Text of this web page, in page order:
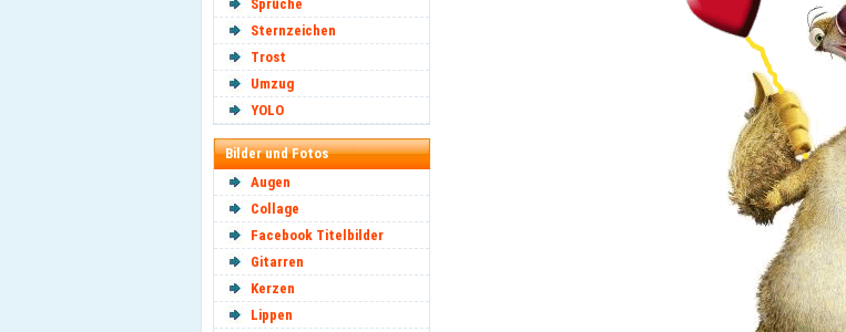
Sprüche
Sternzeichen
Trost
Umzug
YOLO
Bilder und Fotos
Augen
Collage
Facebook Titelbilder
Gitarren
Kerzen
Lippen